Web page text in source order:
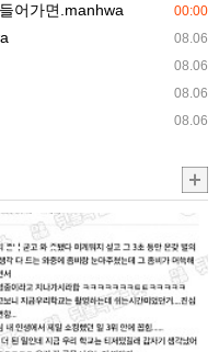
00:00
어가면.manhwa
08.06
08.06
08.06
08.06